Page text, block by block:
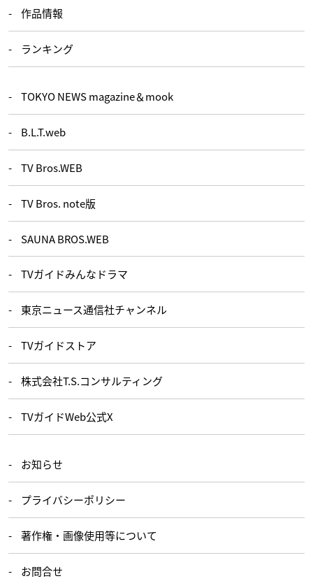
作品情報
ランキング
TOKYO NEWS magazine＆mook
B.L.T.web
TV Bros.WEB
TV Bros. note版
SAUNA BROS.WEB
TVガイドみんなドラマ
東京ニュース通信社チャンネル
TVガイドストア
株式会社T.S.コンサルティング
TVガイドWeb公式X
お知らせ
プライバシーポリシー
著作権・画像使用等について
お問合せ